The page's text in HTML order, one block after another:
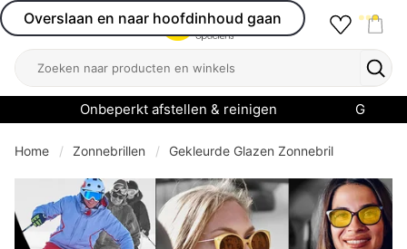
Overslaan en naar hoofdinhoud gaan
Open menu
Zoeken
Onbeperkt afstellen & reinigen
Home Zonnebrillen Gekleurde Glazen Zonnebril